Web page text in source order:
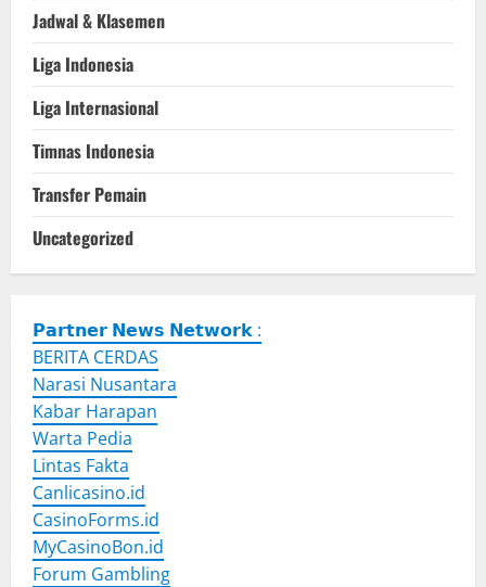
Jadwal & Klasemen
Liga Indonesia
Liga Internasional
Timnas Indonesia
Transfer Pemain
Uncategorized
𝗣𝗮𝗿𝘁𝗻𝗲𝗿 𝗡𝗲𝘄𝘀 𝗡𝗲𝘁𝘄𝗼𝗿𝗸 :
BERITA CERDAS
Narasi Nusantara
Kabar Harapan
Warta Pedia
Lintas Fakta
Canlicasino.id
CasinoForms.id
MyCasinoBon.id
Forum Gambling